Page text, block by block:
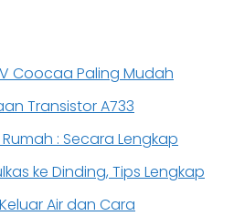
Coocaa Paling Mudah
Transistor A733
: Secara Lengkap
ke Dinding, Tips Lengkap
Air dan Cara